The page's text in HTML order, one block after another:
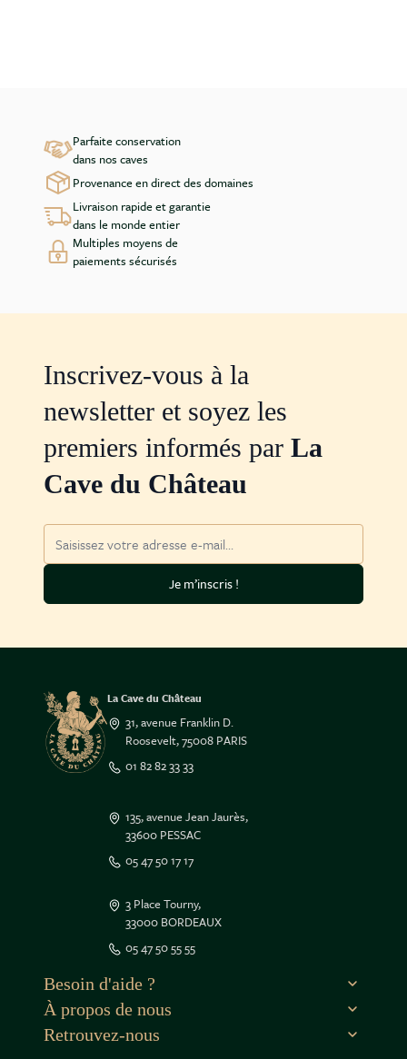
Parfaite conservation
dans nos caves
Provenance en direct des domaines
Livraison rapide et garantie
dans le monde entier
Multiples moyens de
paiements sécurisés
Inscrivez-vous à la
newsletter et soyez les
premiers informés par La
Cave du Château
Je m’inscris !
La Cave du Château
31, avenue Franklin D.
Roosevelt, 75008 PARIS
01 82 82 33 33
135, avenue Jean Jaurès,
33600 PESSAC
05 47 50 17 17
3 Place Tourny,
33000 BORDEAUX
05 47 50 55 55
Besoin d'aide ?
À propos de nous
Retrouvez-nous